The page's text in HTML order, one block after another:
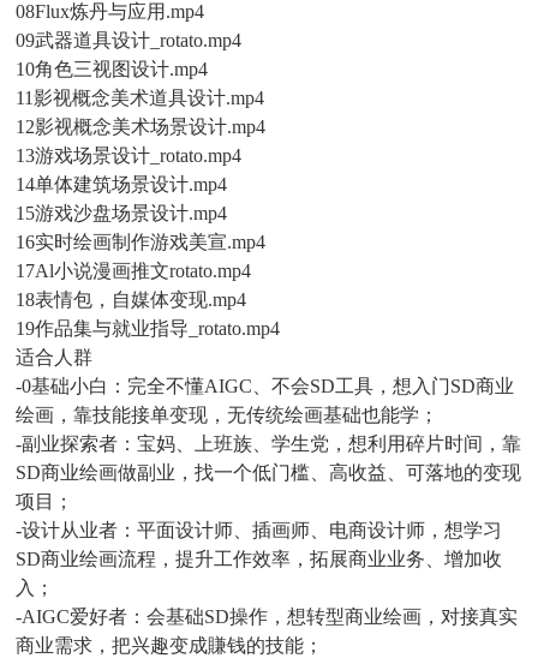
08Flux炼丹与应用.mp4
09武器道具设计_rotato.mp4
10角色三视图设计.mp4
11影视概念美术道具设计.mp4
12影视概念美术场景设计.mp4
13游戏场景设计_rotato.mp4
14单体建筑场景设计.mp4
15游戏沙盘场景设计.mp4
16实时绘画制作游戏美宣.mp4
17Al小说漫画推文rotato.mp4
18表情包，自媒体变现.mp4
19作品集与就业指导_rotato.mp4
适合人群
-0基础小白：完全不懂AIGC、不会SD工具，想入门SD商业
绘画，靠技能接单变现，无传统绘画基础也能学；
-副业探索者：宝妈、上班族、学生党，想利用碎片时间，靠
SD商业绘画做副业，找一个低门槛、高收益、可落地的变现
项目；
-设计从业者：平面设计师、插画师、电商设计师，想学习
SD商业绘画流程，提升工作效率，拓展商业业务、增加收
入；
-AIGC爱好者：会基础SD操作，想转型商业绘画，对接真实
商业需求，把兴趣变成賺钱的技能；